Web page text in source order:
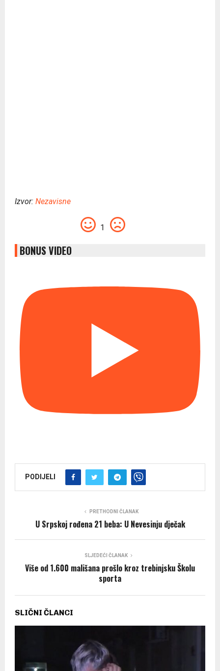
Izvor: Nezavisne
1
BONUS VIDEO
PODIJELI
PRETHODNI ČLANAK
U Srpskoj rođena 21 beba: U Nevesinju dječak
SLJEDEĆI ČLANAK
Više od 1.600 mališana prošlo kroz trebinjsku Školu
sporta
SLIČNI ČLANCI